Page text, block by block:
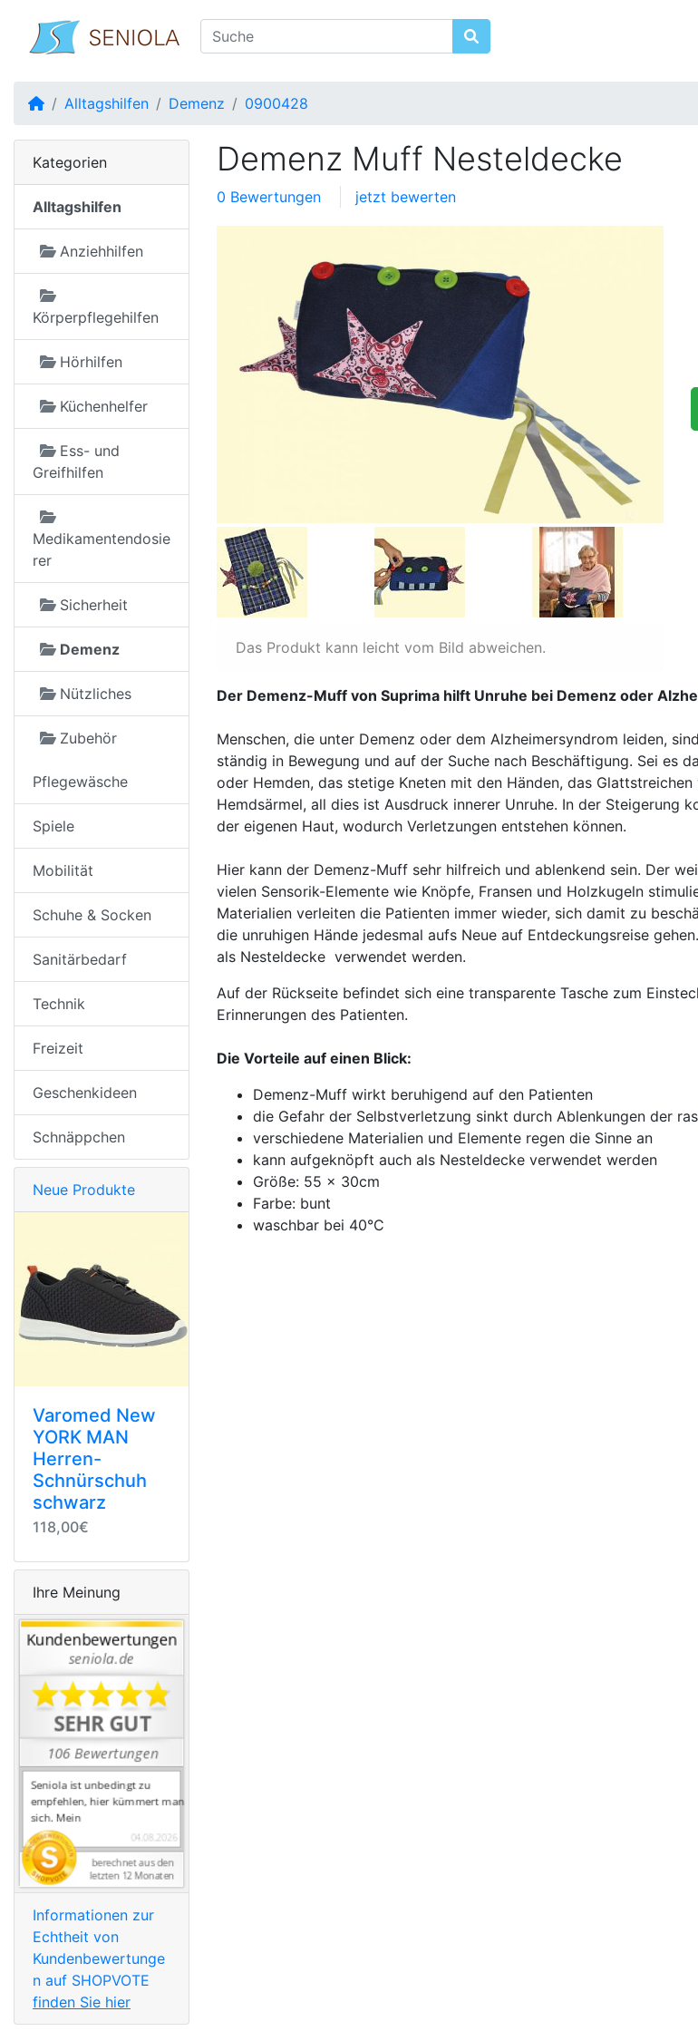
Startseite
Alltagshilfen Demenz 0900428
Demenz Muff Nesteldecke
0 Bewertungen jetzt bewerten
Das Produkt kann leicht vom Bild abweichen.
Der Demenz-Muff von Suprima hilft Unruhe bei Demenz oder
Menschen, die unter Demenz oder dem Alzheimersyndrom leiden,
ständig in Bewegung und auf der Suche nach Beschäftigung. Sei es
oder Hemden, das stetige Kneten mit den Händen, das
Hemdsärmel, all dies ist Ausdruck innerer Unruhe. In der Steigerung
der eigenen Haut, wodurch Verletzungen entstehen können.
Hier kann der Demenz-Muff sehr hilfreich und ablenkend sein. Der
vielen Sensorik-Elemente wie Knöpfe, Fransen und Holzkugeln
Materialien verleiten die Patienten immer wieder, sich damit zu
die unruhigen Hände jedesmal aufs Neue auf Entdeckungsreise
als Nesteldecke verwendet werden.
Auf der Rückseite befindet sich eine transparente Tasche zum
Erinnerungen des Patienten.
Die Vorteile auf einen Blick:
Demenz-Muff wirkt beruhigend auf den Patienten
die Gefahr der Selbstverletzung sinkt durch Ablenkungen der
verschiedene Materialien und Elemente regen die Sinne an
kann aufgeknöpft auch als Nesteldecke verwendet werden
Größe: 55 x 30cm
Farbe: bunt
waschbar bei 40°C
Kategorien
Alltagshilfen
Anziehhilfen
Körperpflegehilfen
Hörhilfen
Küchenhelfer
Ess- und
Greifhilfen
Medikamentendosie
rer
Sicherheit
Demenz
Nützliches
Zubehör
Pflegewäsche
Spiele
Mobilität
Schuhe & Socken
Sanitärbedarf
Technik
Freizeit
Geschenkideen
Schnäppchen
Neue Produkte
Varomed New
YORK MAN
Herren-
Schnürschuh
schwarz
118,00€
Ihre Meinung
Informationen zur
Echtheit von
Kundenbewertunge
n auf SHOPVOTE
finden Sie hier